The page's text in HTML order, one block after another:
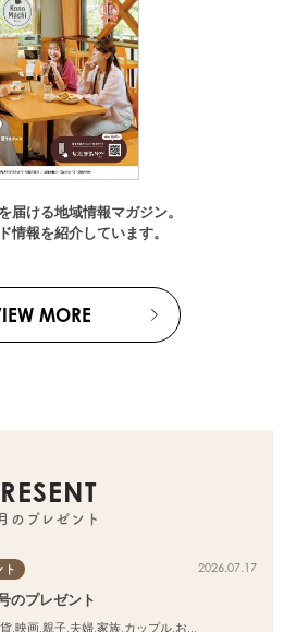
届ける地域情報マガジン。
情報を紹介しています。
MORE
のプレゼント
ト 2026.07.17
のプレゼント
,映画,親子,夫婦,家族,カップル,おひとりさま